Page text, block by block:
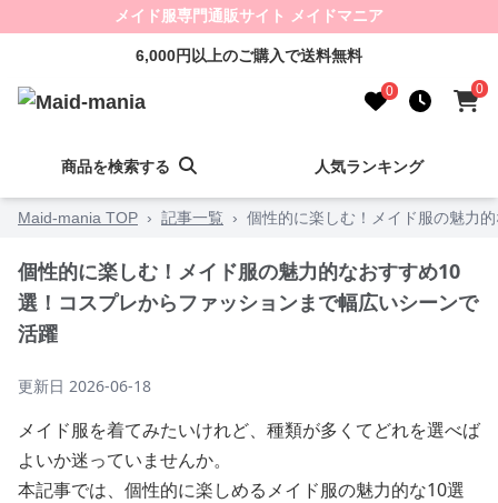
メイド服専門通販サイト メイドマニア
6,000円以上のご購入で送料無料
0 0
商品を検索する 人気ランキング
Maid-mania TOP › 記事一覧 › 個性的に楽しむ！メイド服の魅力
個性的に楽しむ！メイド服の魅力的なおすすめ10
選！コスプレからファッションまで幅広いシーンで
活躍
更新日 2026-06-18
メイド服を着てみたいけれど、種類が多くてどれを選べば
よいか迷っていませんか。
本記事では、個性的に楽しめるメイド服の魅力的な10選